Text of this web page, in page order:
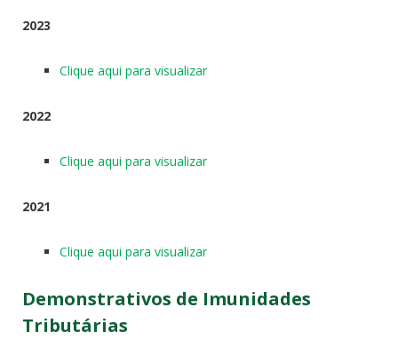
2023
Clique aqui para visualizar
2022
Clique aqui para visualizar
2021
Clique aqui para visualizar
Demonstrativos de Imunidades
Tributárias